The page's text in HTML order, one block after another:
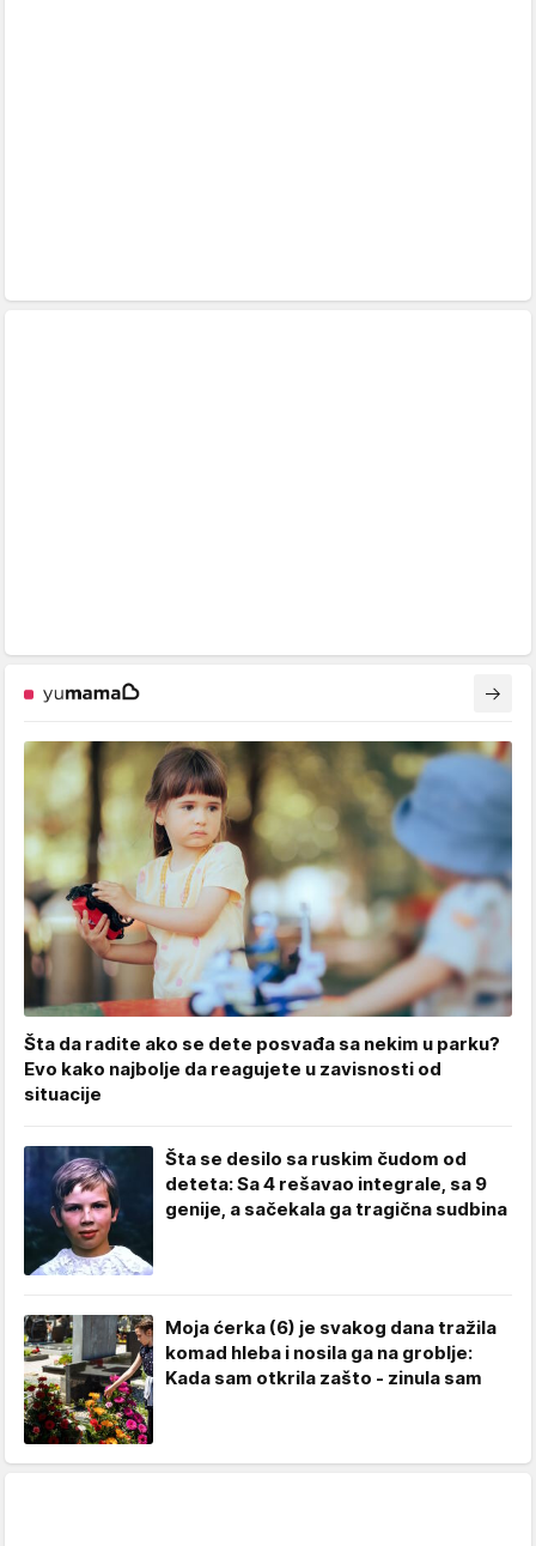
Šta da radite ako se dete posvađa sa nekim u parku?
Evo kako najbolje da reagujete u zavisnosti od
situacije
Šta se desilo sa ruskim čudom od
deteta: Sa 4 rešavao integrale, sa 9
genije, a sačekala ga tragična sudbina
Moja ćerka (6) je svakog dana tražila
komad hleba i nosila ga na groblje:
Kada sam otkrila zašto - zinula sam